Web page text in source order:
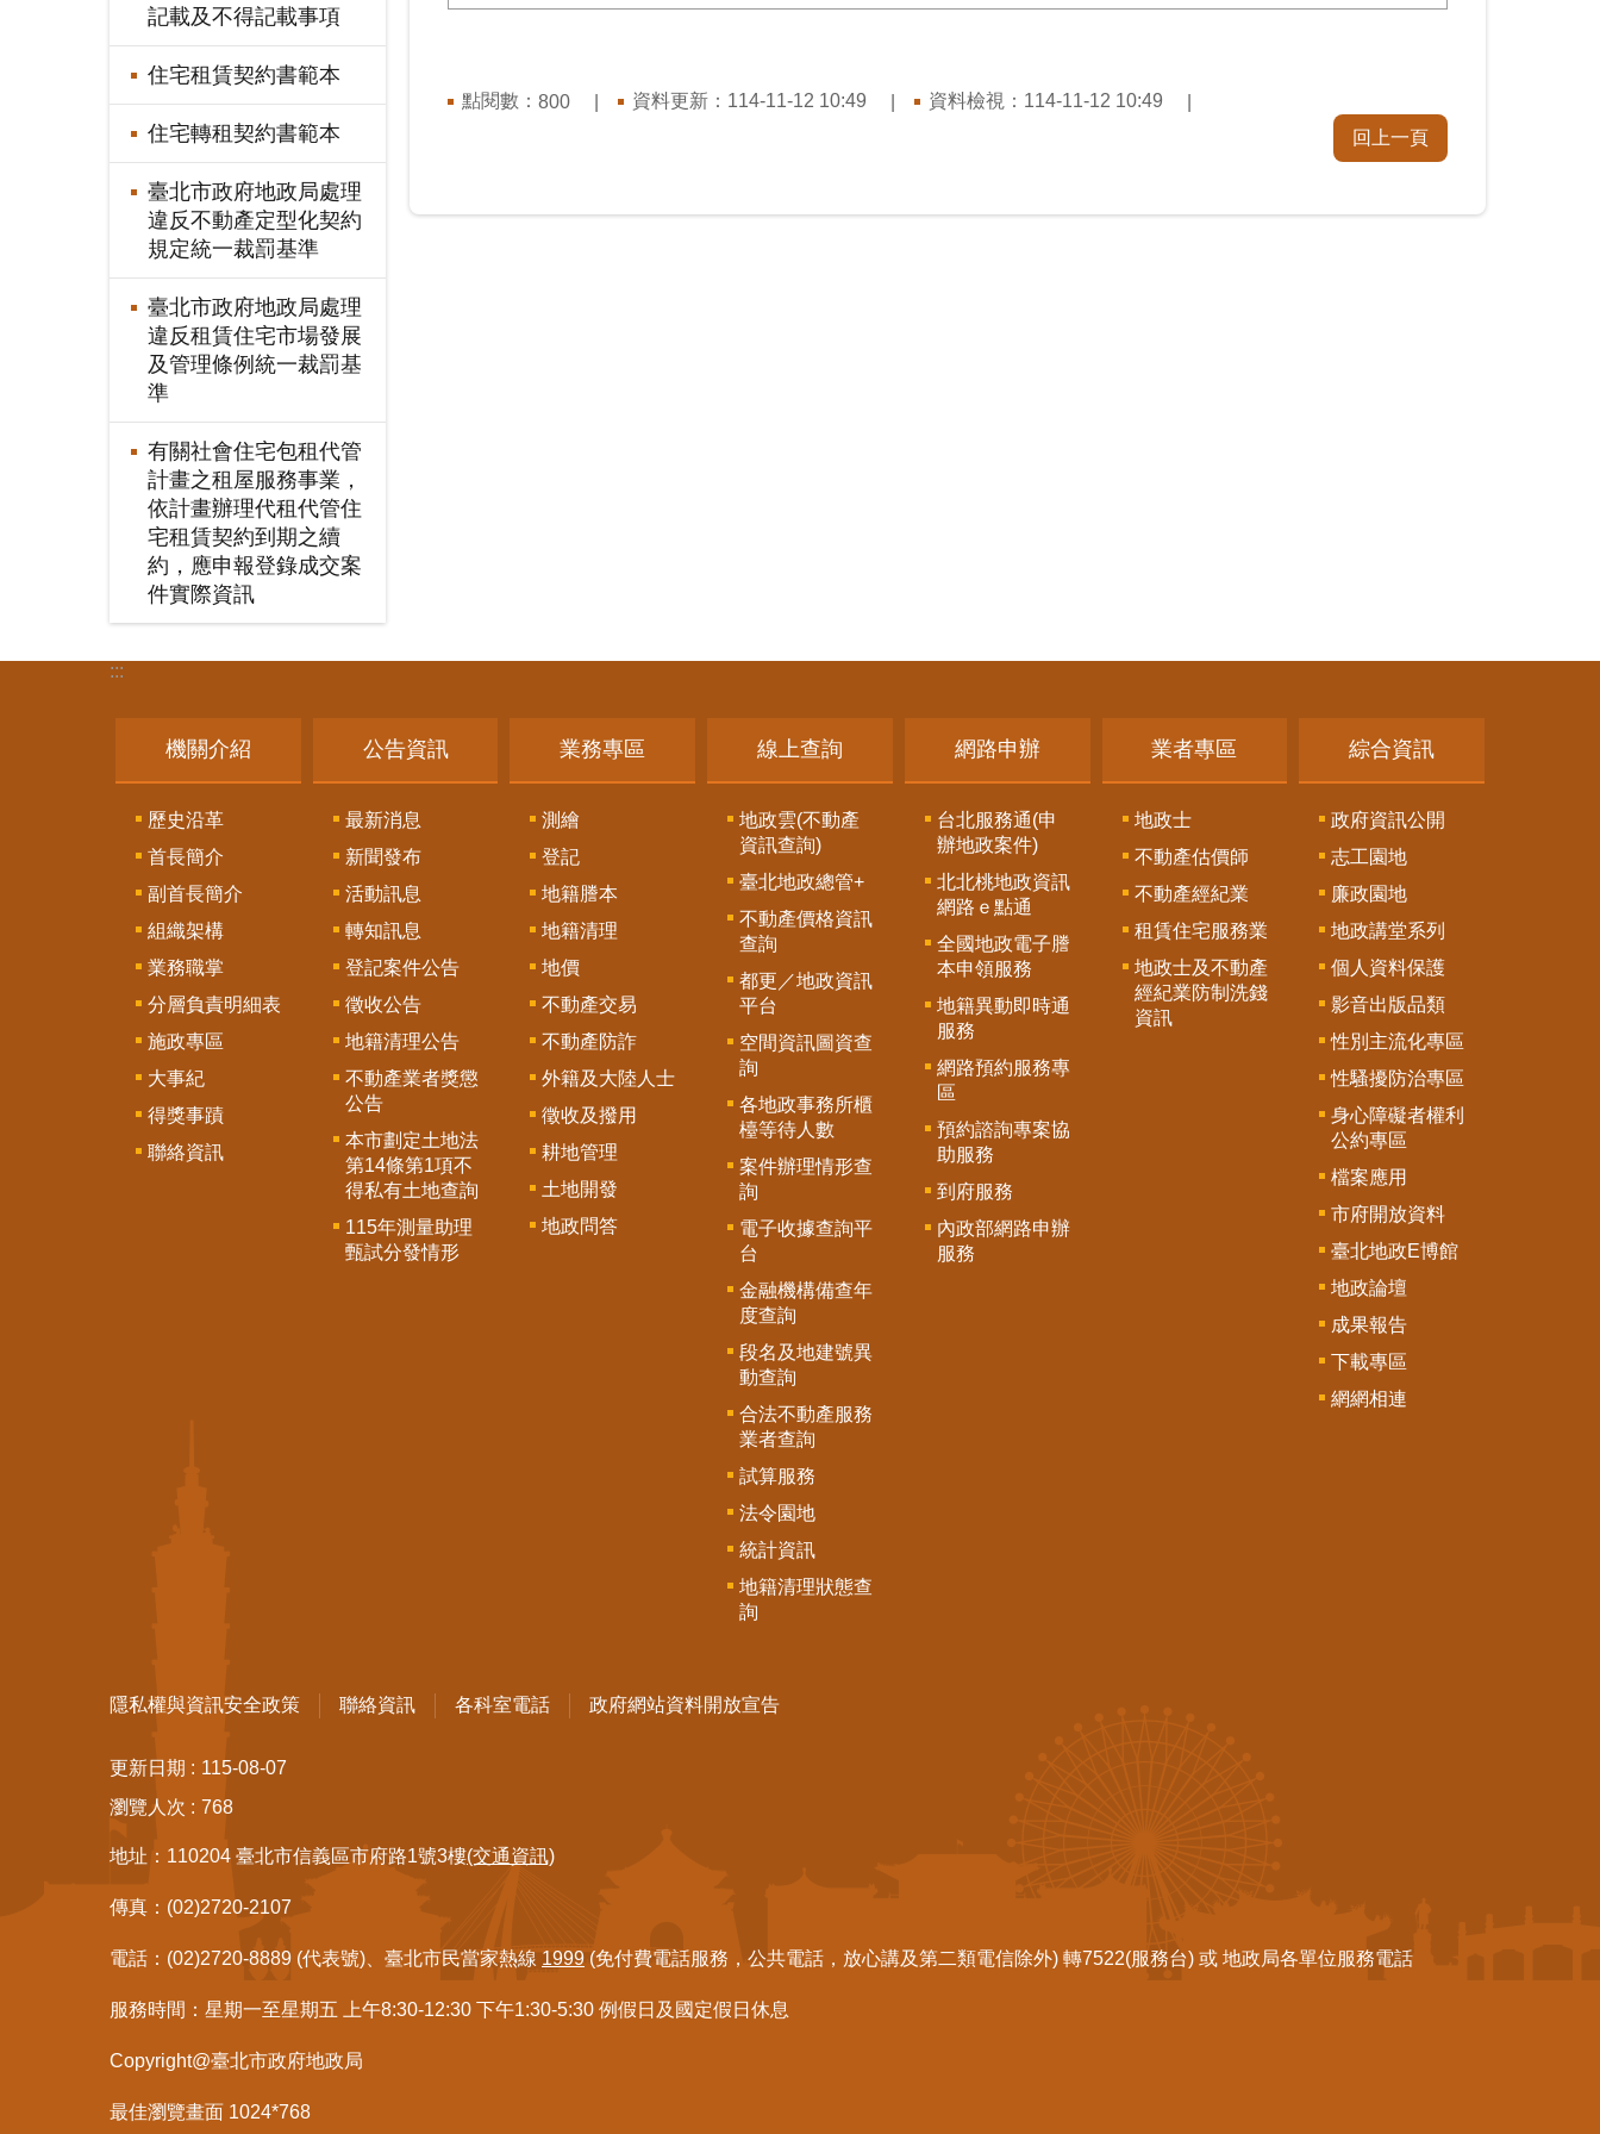
記載及不得記載事項
住宅租賃契約書範本
住宅轉租契約書範本
臺北市政府地政局處理
違反不動產定型化契約
規定統一裁罰基準
臺北市政府地政局處理
違反租賃住宅市場發展
及管理條例統一裁罰基
準
有關社會住宅包租代管
計畫之租屋服務事業，
依計畫辦理代租代管住
宅租賃契約到期之續
約，應申報登錄成交案
件實際資訊
點閱數： 800 資料更新： 114-11-12 10:49 資料檢視： 114-11-12 10:49
回上一頁
:::
機關介紹
歷史沿革
首長簡介
副首長簡介
組織架構
業務職掌
分層負責明細表
施政專區
大事紀
得獎事蹟
聯絡資訊
公告資訊
最新消息
新聞發布
活動訊息
轉知訊息
登記案件公告
徵收公告
地籍清理公告
不動產業者獎懲
公告
本市劃定土地法
第14條第1項不
得私有土地查詢
115年測量助理
甄試分發情形
業務專區
測繪
登記
地籍謄本
地籍清理
地價
不動產交易
不動產防詐
外籍及大陸人士
徵收及撥用
耕地管理
土地開發
地政問答
線上查詢
地政雲(不動產
資訊查詢)
臺北地政總管+
不動產價格資訊
查詢
都更／地政資訊
平台
空間資訊圖資查
詢
各地政事務所櫃
檯等待人數
案件辦理情形查
詢
電子收據查詢平
台
金融機構備查年
度查詢
段名及地建號異
動查詢
合法不動產服務
業者查詢
試算服務
法令園地
統計資訊
地籍清理狀態查
詢
網路申辦
台北服務通(申
辦地政案件)
北北桃地政資訊
網路ｅ點通
全國地政電子謄
本申領服務
地籍異動即時通
服務
網路預約服務專
區
預約諮詢專案協
助服務
到府服務
內政部網路申辦
服務
業者專區
地政士
不動產估價師
不動產經紀業
租賃住宅服務業
地政士及不動產
經紀業防制洗錢
資訊
綜合資訊
政府資訊公開
志工園地
廉政園地
地政講堂系列
個人資料保護
影音出版品類
性別主流化專區
性騷擾防治專區
身心障礙者權利
公約專區
檔案應用
市府開放資料
臺北地政E博館
地政論壇
成果報告
下載專區
網網相連
隱私權與資訊安全政策 聯絡資訊 各科室電話 政府網站資料開放宣告
更新日期
115-08-07
瀏覽人次
768
地址：110204 臺北市信義區市府路1號3樓(交通資訊)
傳真：(02)2720-2107
電話：(02)2720-8889 (代表號)、臺北市民當家熱線 1999 (免付費電話服務，公共電話，放心講及第二類電信除外) 轉7522(服務台) 或 地政局各單位服務電話
服務時間：星期一至星期五 上午8:30-12:30 下午1:30-5:30 例假日及國定假日休息
Copyright@臺北市政府地政局
最佳瀏覽畫面 1024*768